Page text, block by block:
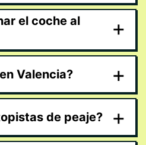
el coche al
+
Valencia? +
de peaje? +